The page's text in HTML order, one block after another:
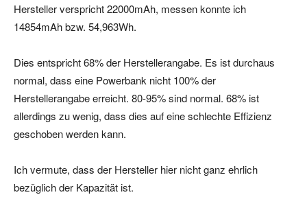
Hersteller verspricht 22000mAh, messen konnte ich
14854mAh bzw. 54,963Wh.
Dies entspricht 68% der Herstellerangabe. Es ist durchaus
normal, dass eine Powerbank nicht 100% der
Herstellerangabe erreicht. 80-95% sind normal. 68% ist
allerdings zu wenig, dass dies auf eine schlechte Effizienz
geschoben werden kann.
Ich vermute, dass der Hersteller hier nicht ganz ehrlich
bezüglich der Kapazität ist.